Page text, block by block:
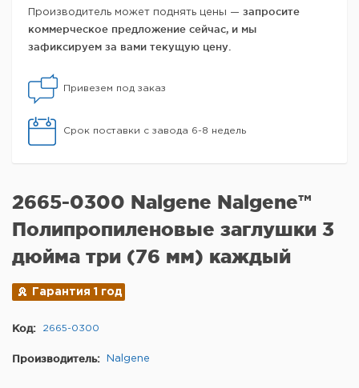
Производитель может поднять цены — запросите
коммерческое предложение сейчас, и мы
зафиксируем за вами текущую цену.
Привезем под заказ
Срок поставки с завода 6-8 недель
2665-0300 Nalgene Nalgene™
Полипропиленовые заглушки 3
дюйма три (76 мм) каждый
Гарантия 1 год
Код: 2665-0300
Производитель: Nalgene